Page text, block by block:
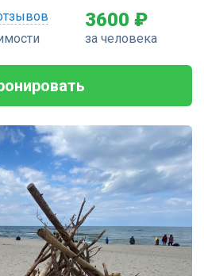
3600 ₽
за человека